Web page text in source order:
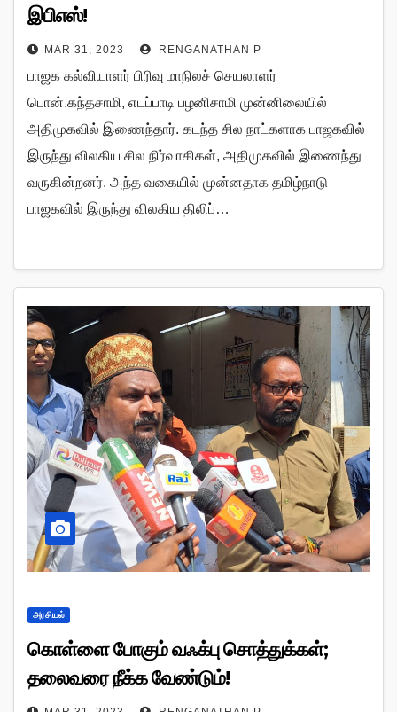
இபிஎஸ்!
MAR 31, 2023 RENGANATHAN P
பாஜக கல்வியாளர் பிரிவு மாநிலச் செயலாளர்
பொன்.கந்தசாமி, எடப்பாடி பழனிசாமி முன்னிலையில்
அதிமுகவில் இணைந்தார். கடந்த சில நாட்களாக பாஜகவில்
இருந்து விலகிய சில நிர்வாகிகள், அதிமுகவில் இணைந்து
வருகின்றனர். அந்த வகையில் முன்னதாக தமிழ்நாடு
பாஜகவில் இருந்து விலகிய திலிப்…
அரசியல்
கொள்ளை போகும் வஃக்பு சொத்துக்கள்;
தலைவரை நீக்க வேண்டும்!